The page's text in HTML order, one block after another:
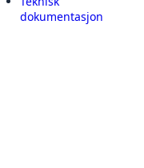
dokumentasjon